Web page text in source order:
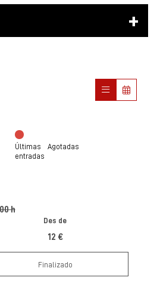
Últimas
entradas
Agotadas
h
Des de
12 €
Finalizado